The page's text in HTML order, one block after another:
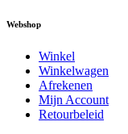
Webshop
Winkel
Winkelwagen
Afrekenen
Mijn Account
Retourbeleid